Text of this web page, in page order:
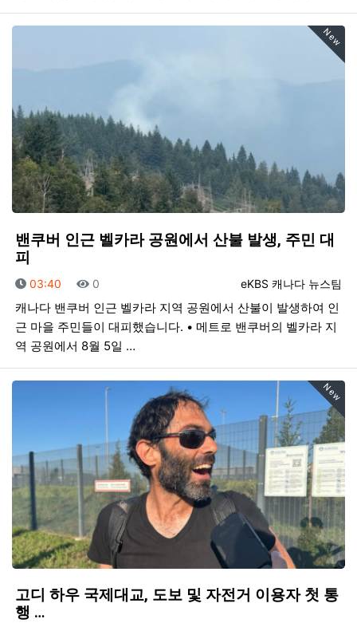
New
밴쿠버 인근 벨카라 공원에서 산불 발생, 주민 대
피
등록자
eKBS 캐나다 뉴스팀
등록일
03:40 조회
0
캐나다 밴쿠버 인근 벨카라 지역 공원에서 산불이 발생하여 인
근 마을 주민들이 대피했습니다. • 메트로 밴쿠버의 벨카라 지
역 공원에서 8월 5일 …
New
고디 하우 국제대교, 도보 및 자전거 이용자 첫 통
행 …